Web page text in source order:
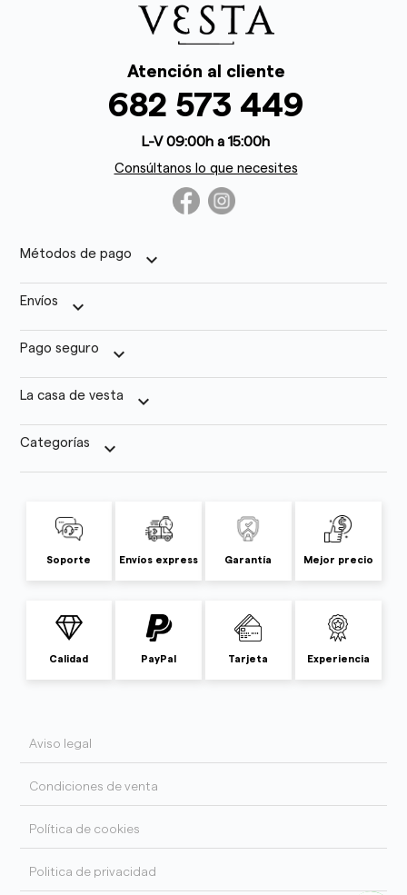
Atención al cliente
682 573 449
L-V 09:00h a 15:00h
Consúltanos lo que necesites
Métodos de pago keyboard_arrow_down
Envíos keyboard_arrow_down
Pago seguro keyboard_arrow_down
La casa de vesta keyboard_arrow_down
Categorías keyboard_arrow_down
Soporte Envíos express Garantía Mejor precio
Calidad PayPal Tarjeta Experiencia
Aviso legal
Condiciones de venta
Política de cookies
Politica de privacidad